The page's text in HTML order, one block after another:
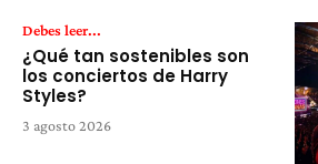
Debes leer...
¿Qué tan sostenibles son
los conciertos de Harry
Styles?
3 agosto 2026